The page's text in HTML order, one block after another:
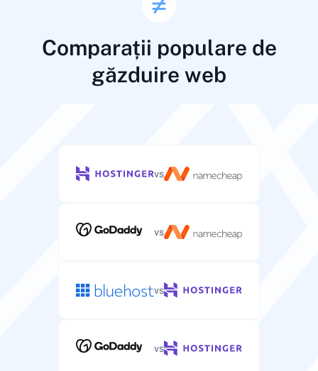
Comparații populare de
găzduire web
vs
vs
vs
vs